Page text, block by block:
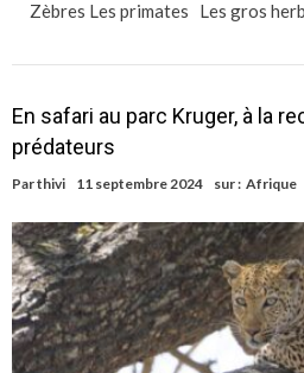
Zèbres Les primates Les gros
En safari au parc Kruger, à la
prédateurs
Parthivi 11 septembre 2024 sur : Afrique